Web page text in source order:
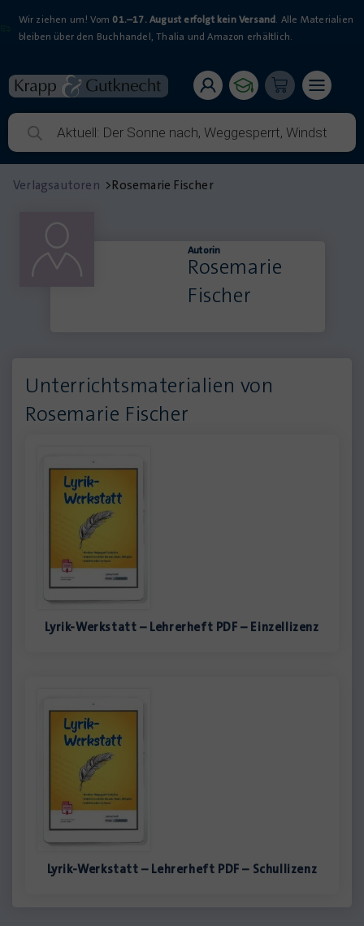
Wir ziehen um! Vom 01.–17. August erfolgt kein Versand. Alle Materialien
bleiben über den Buchhandel, Thalia und Amazon erhältlich.
Verlagsautoren >Rosemarie Fischer
Autorin
Rosemarie
Fischer
Unterrichtsmaterialien von
Rosemarie Fischer
Lyrik-Werkstatt – Lehrerheft PDF – Einzellizenz
Lyrik-Werkstatt – Lehrerheft PDF – Schullizenz